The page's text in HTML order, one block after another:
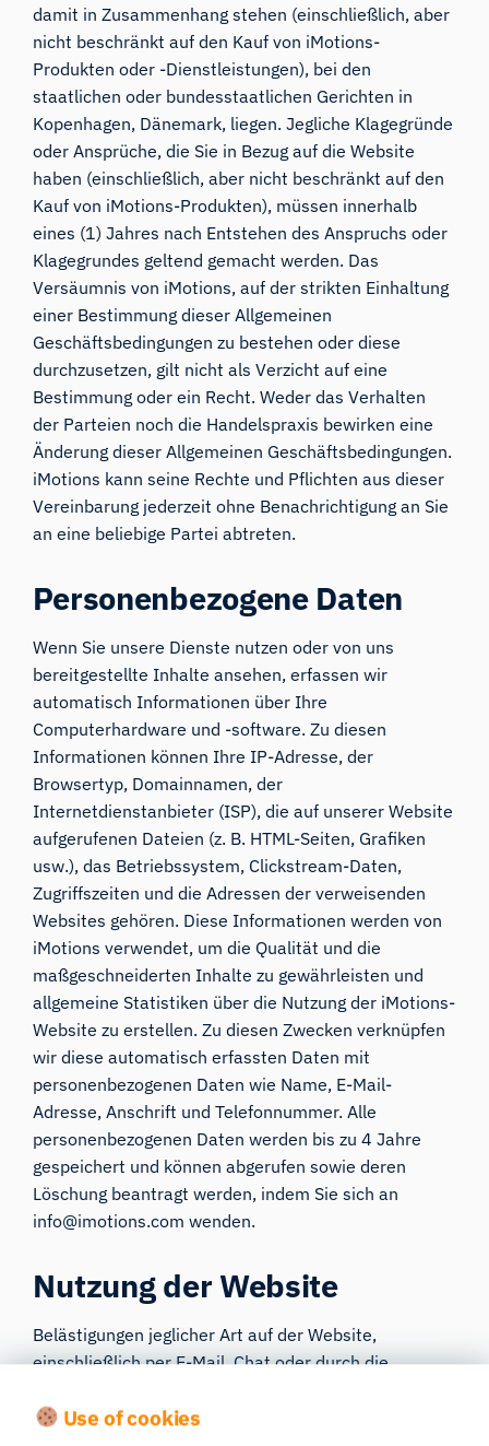
damit in Zusammenhang stehen (einschließlich, aber
nicht beschränkt auf den Kauf von iMotions-
Produkten oder -Dienstleistungen), bei den
staatlichen oder bundesstaatlichen Gerichten in
Kopenhagen, Dänemark, liegen. Jegliche Klagegründe
oder Ansprüche, die Sie in Bezug auf die Website
haben (einschließlich, aber nicht beschränkt auf den
Kauf von iMotions-Produkten), müssen innerhalb
eines (1) Jahres nach Entstehen des Anspruchs oder
Klagegrundes geltend gemacht werden. Das
Versäumnis von iMotions, auf der strikten Einhaltung
einer Bestimmung dieser Allgemeinen
Geschäftsbedingungen zu bestehen oder diese
durchzusetzen, gilt nicht als Verzicht auf eine
Bestimmung oder ein Recht. Weder das Verhalten
der Parteien noch die Handelspraxis bewirken eine
Änderung dieser Allgemeinen Geschäftsbedingungen.
iMotions kann seine Rechte und Pflichten aus dieser
Vereinbarung jederzeit ohne Benachrichtigung an Sie
an eine beliebige Partei abtreten.
Personenbezogene Daten
Wenn Sie unsere Dienste nutzen oder von uns
bereitgestellte Inhalte ansehen, erfassen wir
automatisch Informationen über Ihre
Computerhardware und -software. Zu diesen
Informationen können Ihre IP-Adresse, der
Browsertyp, Domainnamen, der
Internetdienstanbieter (ISP), die auf unserer Website
aufgerufenen Dateien (z. B. HTML-Seiten, Grafiken
usw.), das Betriebssystem, Clickstream-Daten,
Zugriffszeiten und die Adressen der verweisenden
Websites gehören. Diese Informationen werden von
iMotions verwendet, um die Qualität und die
maßgeschneiderten Inhalte zu gewährleisten und
allgemeine Statistiken über die Nutzung der iMotions-
Website zu erstellen. Zu diesen Zwecken verknüpfen
wir diese automatisch erfassten Daten mit
personenbezogenen Daten wie Name, E-Mail-
Adresse, Anschrift und Telefonnummer. Alle
personenbezogenen Daten werden bis zu 4 Jahre
gespeichert und können abgerufen sowie deren
Löschung beantragt werden, indem Sie sich an
info@imotions.com wenden.
Nutzung der Website
Belästigungen jeglicher Art auf der Website,
einschließlich per E-Mail, Chat oder durch die
sind strengstens untersagt. Das Ausgeben als andere
Use of cookies